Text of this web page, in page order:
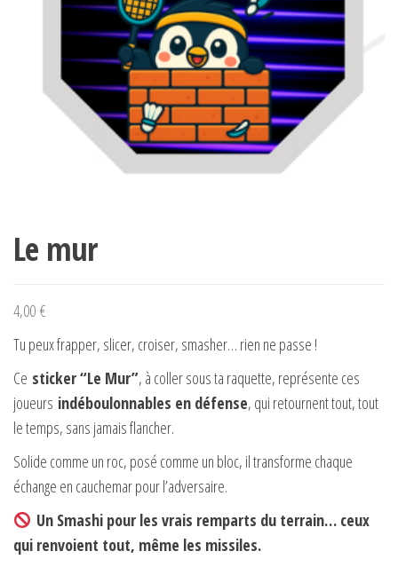
Le mur
4,00 €
Tu peux frapper, slicer, croiser, smasher… rien ne passe !
Ce sticker “Le Mur”, à coller sous ta raquette, représente ces
joueurs indéboulonnables en défense, qui retournent tout, tout
le temps, sans jamais flancher.
Solide comme un roc, posé comme un bloc, il transforme chaque
échange en cauchemar pour l’adversaire.
Un Smashi pour les vrais remparts du terrain… ceux
qui renvoient tout, même les missiles.